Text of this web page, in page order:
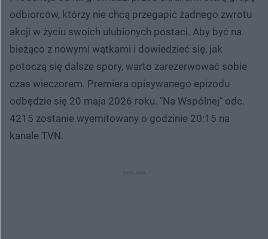
odbiorców, którzy nie chcą przegapić żadnego zwrotu
akcji w życiu swoich ulubionych postaci. Aby być na
bieżąco z nowymi wątkami i dowiedzieć się, jak
potoczą się dalsze spory, warto zarezerwować sobie
czas wieczorem. Premiera opisywanego epizodu
odbędzie się 20 maja 2026 roku. "Na Wspólnej" odc.
4215 zostanie wyemitowany o godzinie 20:15 na
kanale TVN.